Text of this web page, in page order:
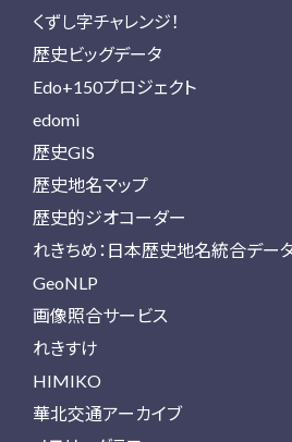
くずし字チャレンジ！
歴史ビッグデータ
Edo+150プロジェクト
edomi
歴史GIS
歴史地名マップ
歴史的ジオコーダー
れきちめ：日本歴史地名統合デー
GeoNLP
画像照合サービス
れきすけ
HIMIKO
華北交通アーカイブ